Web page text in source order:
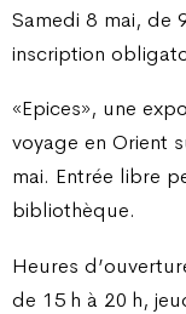
Samedi 8 mai, de
inscription
«Epices», une
voyage en Orient
mai. Entrée libre
bibliothèque.
Heures
de 15 h à 20 h,